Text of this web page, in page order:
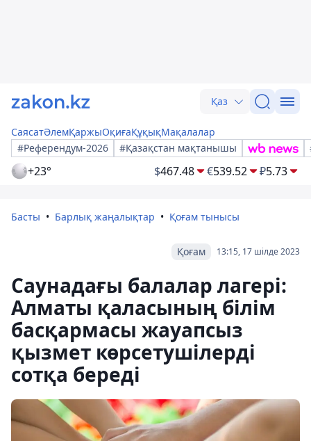
Қаз
СаясатӘлемҚаржыОқиғаҚұқықМақалалар
#Референдум-2026
#Қазақстан мақтанышы
+23° $467.48 €539.52 ₽5.73
Басты Барлық жаңалықтар Қоғам тынысы
13:15, 17 шілде 2023
Қоғам
Саунадағы балалар лагері:
Алматы қаласының білім
басқармасы жауапсыз
қызмет көрсетушілерді
сотқа береді